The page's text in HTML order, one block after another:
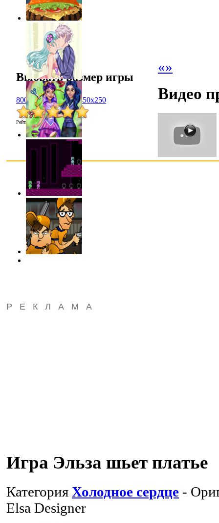
«»
Выбрать размер игры
800x600 1024x768 450x250
Рейтинг :5.0/1
Видео
РЕКЛАМА
Игра Эльза шьет платье
Категория Холодное сердце -
Elsa Designer